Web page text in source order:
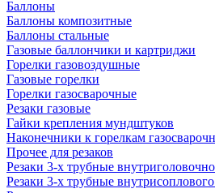
Баллоны
Баллоны композитные
Баллоны стальные
Газовые баллончики и картриджи
Горелки газовоздушные
Газовые горелки
Горелки газосварочные
Резаки газовые
Гайки крепления мундштуков
Наконечники к горелкам
Прочее для резаков
Резаки 3-х трубные
Резаки 3-х трубные